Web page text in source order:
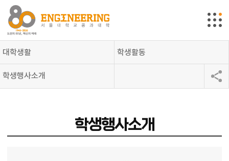
대학생활 학생활동
학생행사소개
학생행사소개